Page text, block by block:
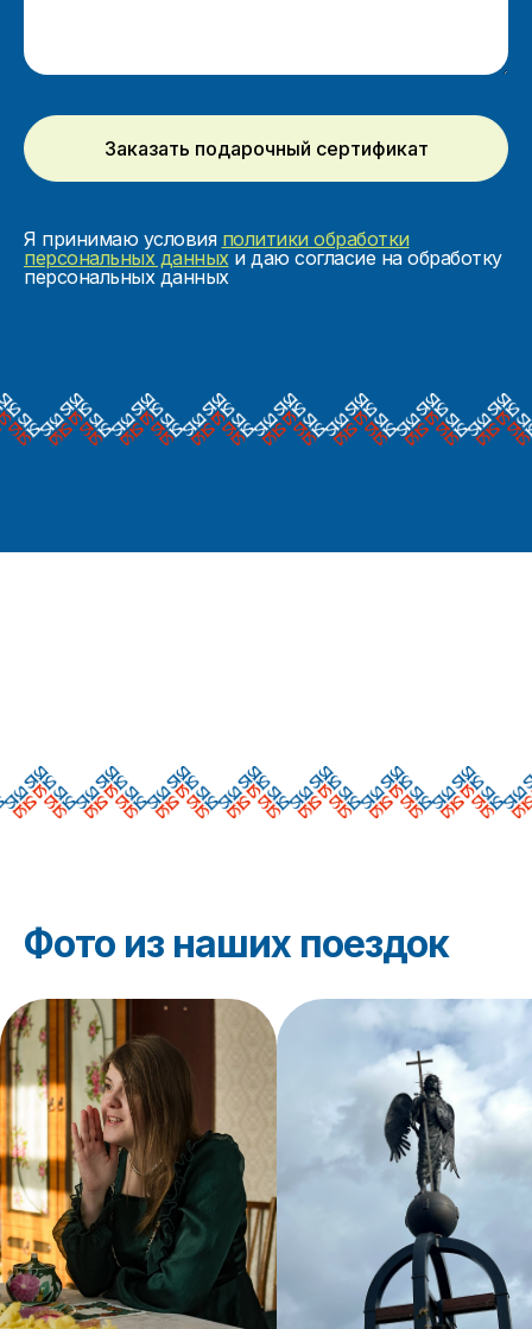
Заказать подарочный сертификат
Я принимаю условия политики обработки
персональных данныхи даю согласие на обработку
персональных данных
Фото из наших поездок